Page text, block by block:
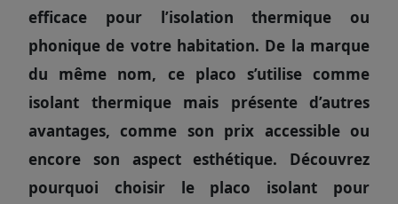
efficace pour l’isolation thermique ou
phonique de votre habitation. De la marque
du même nom, ce placo s’utilise comme
isolant thermique mais présente d’autres
avantages, comme son prix accessible ou
encore son aspect esthétique. Découvrez
pourquoi choisir le placo isolant pour